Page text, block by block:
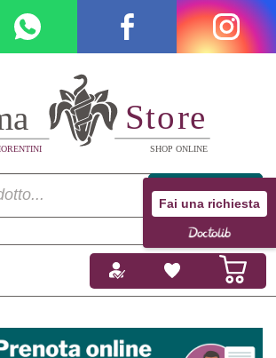
Fai una richiesta